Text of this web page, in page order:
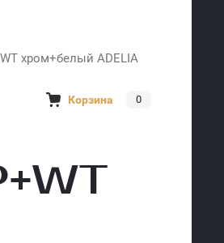
хром+белый ADELIA
Корзина 0